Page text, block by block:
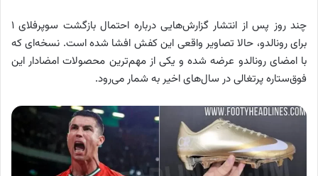
چند روز پس از انتشار گزارش‌هایی درباره احتمال بازگشت سوپرفلای ۱
برای رونالدو، حالا تصاویر واقعی این کفش افشا شده است. نسخه‌ای که
با امضای رونالدو عرضه شده و یکی از مهم‌ترین محصولات امضادار این
فوق‌ستاره پرتغالی در سال‌های اخیر به شمار می‌رود.